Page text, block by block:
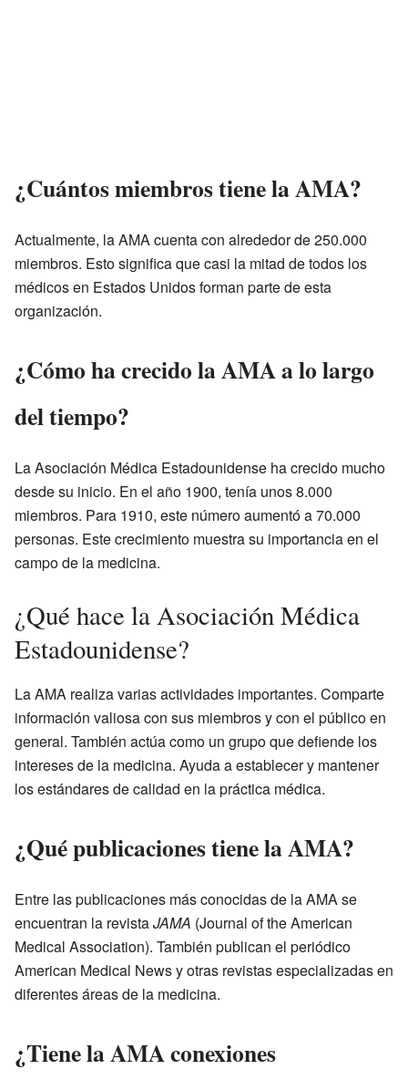
¿Cuántos miembros tiene la AMA?
Actualmente, la AMA cuenta con alrededor de 250.000
miembros. Esto significa que casi la mitad de todos los
médicos en Estados Unidos forman parte de esta
organización.
¿Cómo ha crecido la AMA a lo largo
del tiempo?
La Asociación Médica Estadounidense ha crecido mucho
desde su inicio. En el año 1900, tenía unos 8.000
miembros. Para 1910, este número aumentó a 70.000
personas. Este crecimiento muestra su importancia en el
campo de la medicina.
¿Qué hace la Asociación Médica
Estadounidense?
La AMA realiza varias actividades importantes. Comparte
información valiosa con sus miembros y con el público en
general. También actúa como un grupo que defiende los
intereses de la medicina. Ayuda a establecer y mantener
los estándares de calidad en la práctica médica.
¿Qué publicaciones tiene la AMA?
Entre las publicaciones más conocidas de la AMA se
encuentran la revistaJAMA (Journal of the American
Medical Association). También publican el periódico
American Medical News y otras revistas especializadas en
diferentes áreas de la medicina.
¿Tiene la AMA conexiones